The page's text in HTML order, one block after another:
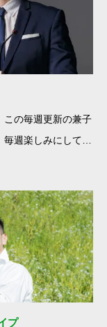
この毎週更新の兼子
週楽しみにしてい
プ